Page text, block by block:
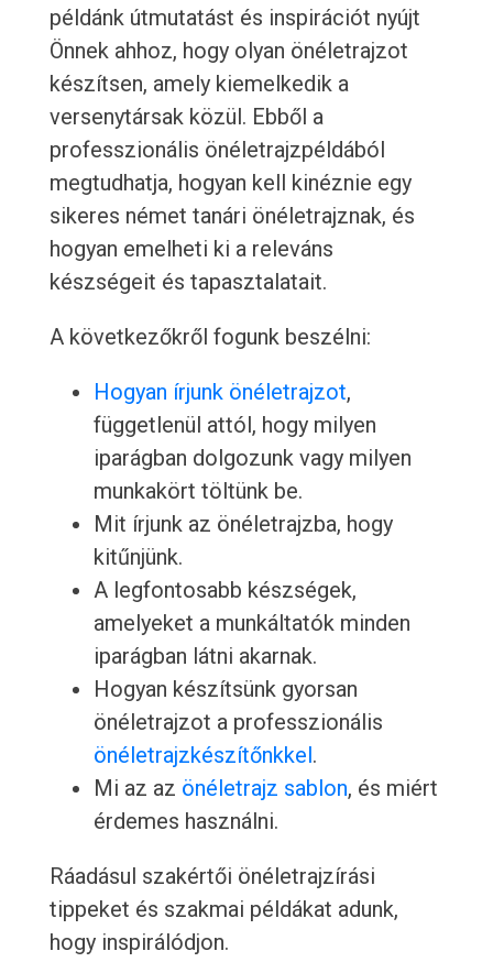
példánk útmutatást és inspirációt nyújt
Önnek ahhoz, hogy olyan önéletrajzot
készítsen, amely kiemelkedik a
versenytársak közül. Ebből a
professzionális önéletrajzpéldából
megtudhatja, hogyan kell kinéznie egy
sikeres német tanári önéletrajznak, és
hogyan emelheti ki a releváns
készségeit és tapasztalatait.
A következőkről fogunk beszélni:
Hogyan írjunk önéletrajzot,
függetlenül attól, hogy milyen
iparágban dolgozunk vagy milyen
munkakört töltünk be.
Mit írjunk az önéletrajzba, hogy
kitűnjünk.
A legfontosabb készségek,
amelyeket a munkáltatók minden
iparágban látni akarnak.
Hogyan készítsünk gyorsan
önéletrajzot a professzionális
önéletrajzkészítőnkkel.
Mi az az önéletrajz sablon, és miért
érdemes használni.
Ráadásul szakértői önéletrajzírási
tippeket és szakmai példákat adunk,
hogy inspirálódjon.